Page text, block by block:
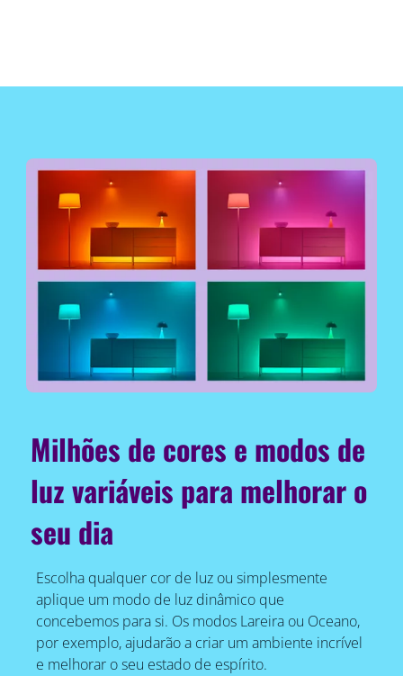
Milhões de cores e modos de
luz variáveis para melhorar o
seu dia
Escolha qualquer cor de luz ou simplesmente
aplique um modo de luz dinâmico que
concebemos para si. Os modos Lareira ou Oceano,
por exemplo, ajudarão a criar um ambiente incrível
e melhorar o seu estado de espírito.